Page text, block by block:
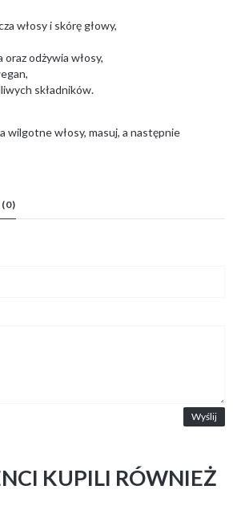
włosy i skórę głowy,
oraz odżywia włosy,
składników.
wilgotne włosy, masuj, a następnie
(0)
Wyślij
KUPILI RÓWNIEŻ